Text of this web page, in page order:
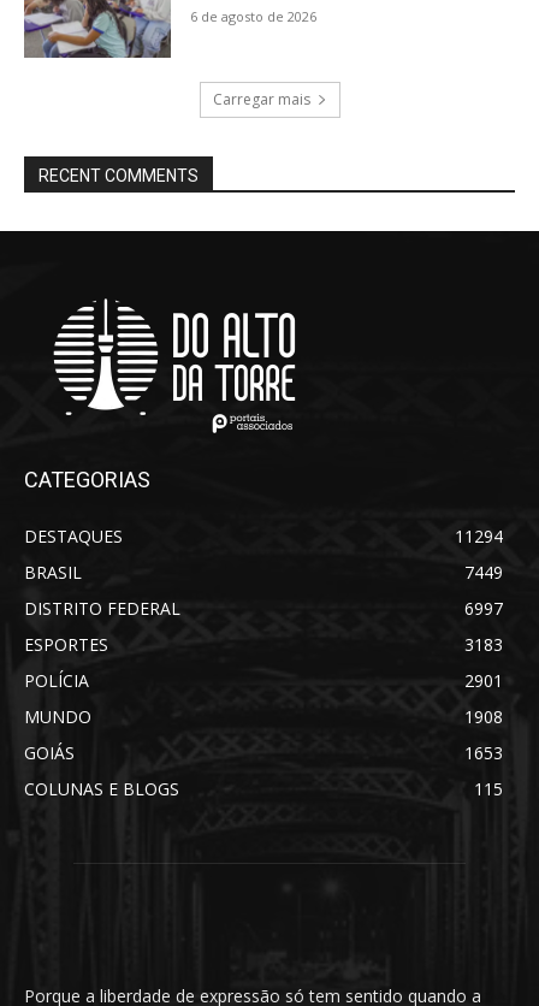
6 de agosto de 2026
Carregar mais
RECENT COMMENTS
CATEGORIAS
DESTAQUES
11294
BRASIL
7449
DISTRITO FEDERAL
6997
ESPORTES
3183
POLÍCIA
2901
MUNDO
1908
GOIÁS
1653
COLUNAS E BLOGS
115
Porque a liberdade de expressão só tem sentido quando a